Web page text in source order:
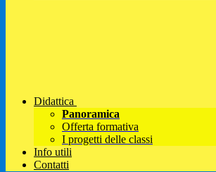
Didattica
Panoramica
Offerta formativa
I progetti delle classi
Info utili
Contatti